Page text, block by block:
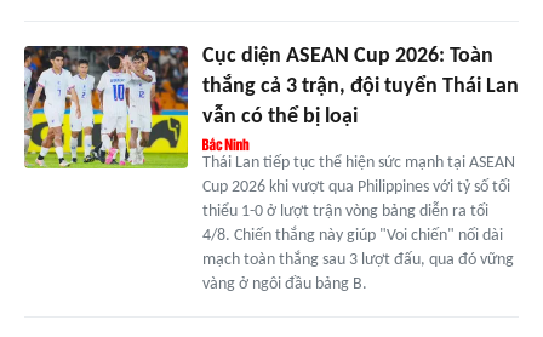
Cục diện ASEAN Cup 2026: Toàn
thắng cả 3 trận, đội tuyển Thái Lan
vẫn có thể bị loại
Thái Lan tiếp tục thể hiện sức mạnh tại ASEAN
Cup 2026 khi vượt qua Philippines với tỷ số tối
thiểu 1-0 ở lượt trận vòng bảng diễn ra tối
4/8. Chiến thắng này giúp "Voi chiến" nối dài
mạch toàn thắng sau 3 lượt đấu, qua đó vững
vàng ở ngôi đầu bảng B.